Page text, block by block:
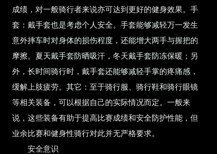
成绩，对一般骑行者来说亦可达到更好的健身效果。手
套：戴手套也是考虑个人安全。手套能够减轻万一发生
意外摔车时对身体的损伤程度，还能增大两手与握把的
摩擦。夏天戴手套防晒吸汗，冬天戴手套防冻保暖；另
外，长时间骑行时，戴手套还能够减轻手掌的疼痛感，
缓解上肢疲劳。其它：至于骑行服、骑行鞋和骑行眼镜
等相关装备，可以根据自己的实际情况而定。一般来
说，这些装备有助于提高比赛成绩和安全防护性能，但
业余比赛和健身性骑行对此并无严格要求。
安全意识